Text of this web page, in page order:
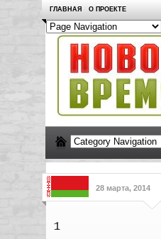
ГЛАВНАЯ О ПРОЕКТЕ
28 марта, 2014
1